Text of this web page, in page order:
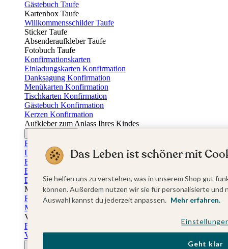
Gästebuch Taufe
Kartenbox Taufe
Willkommensschilder Taufe
Sticker Taufe
Absenderaufkleber Taufe
Fotobuch Taufe
Konfirmationskarten
Einladungskarten Konfirmation
Danksagung Konfirmation
Menükarten Konfirmation
Tischkarten Konfirmation
Gästebuch Konfirmation
Kerzen Konfirmation
Aufkleber zum Anlass Ihres Kindes
Einladungskarten Firmung
Dankeskarten Firmung
Einschulungskarten
Einladungskarten Einschulung
Danksagung Einschulung
Muttertag
Fotogeschenke Muttertag
Muttertagskarten
Vatertag
Fotogeschenke Vatertag
Vatertagskarten
Das Leben ist schöner mit
Sie helfen uns zu verstehen, was in unserem Shop gut
können. Außerdem nutzen wir sie für personalisierte
Auswahl kannst du jederzeit anpassen. Mehr erfahren.
Geht klar